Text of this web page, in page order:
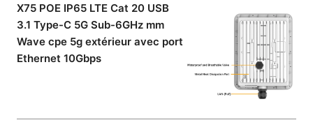
X75 POE IP65 LTE Cat 20 USB
3.1 Type-C 5G Sub-6GHz mm
Wave cpe 5g extérieur avec port
Ethernet 10Gbps